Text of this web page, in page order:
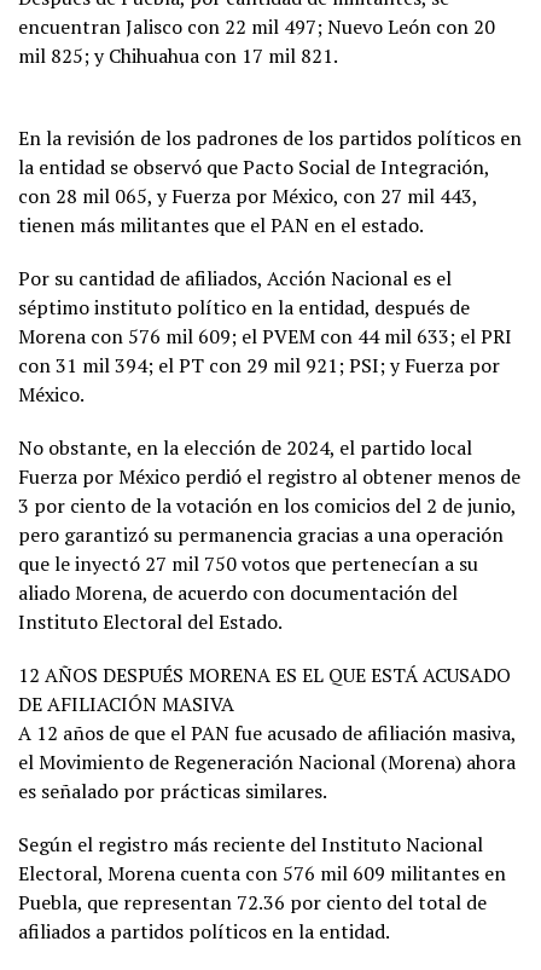
encuentran Jalisco con 22 mil 497; Nuevo León con 20
mil 825; y Chihuahua con 17 mil 821.
En la revisión de los padrones de los partidos políticos en
la entidad se observó que Pacto Social de Integración,
con 28 mil 065, y Fuerza por México, con 27 mil 443,
tienen más militantes que el PAN en el estado.
Por su cantidad de afiliados, Acción Nacional es el
séptimo instituto político en la entidad, después de
Morena con 576 mil 609; el PVEM con 44 mil 633; el PRI
con 31 mil 394; el PT con 29 mil 921; PSI; y Fuerza por
México.
No obstante, en la elección de 2024, el partido local
Fuerza por México perdió el registro al obtener menos de
3 por ciento de la votación en los comicios del 2 de junio,
pero garantizó su permanencia gracias a una operación
que le inyectó 27 mil 750 votos que pertenecían a su
aliado Morena, de acuerdo con documentación del
Instituto Electoral del Estado.
12 AÑOS DESPUÉS MORENA ES EL QUE ESTÁ ACUSADO
DE AFILIACIÓN MASIVA
A 12 años de que el PAN fue acusado de afiliación masiva,
el Movimiento de Regeneración Nacional (Morena) ahora
es señalado por prácticas similares.
Según el registro más reciente del Instituto Nacional
Electoral, Morena cuenta con 576 mil 609 militantes en
Puebla, que representan 72.36 por ciento del total de
afiliados a partidos políticos en la entidad.